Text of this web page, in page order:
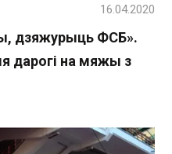
дзяжурыць ФСБ».
дарогі на мяжы з
16.04.2020